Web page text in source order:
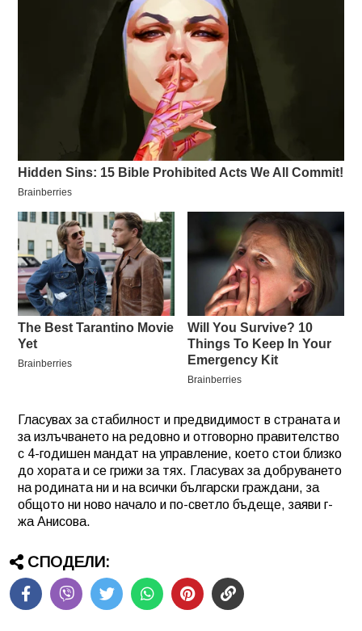
Гласувах за стабилност и предвидимост в страната и
за излъчването на редовно и отговорно правителство
с 4-годишен мандат на управление, което стои близко
до хората и се грижи за тях. Гласувах за добруването
на родината ни и на всички български граждани, за
общото ни ново начало и по-светло бъдеще, заяви г-
жа Анисова.
СПОДЕЛИ: